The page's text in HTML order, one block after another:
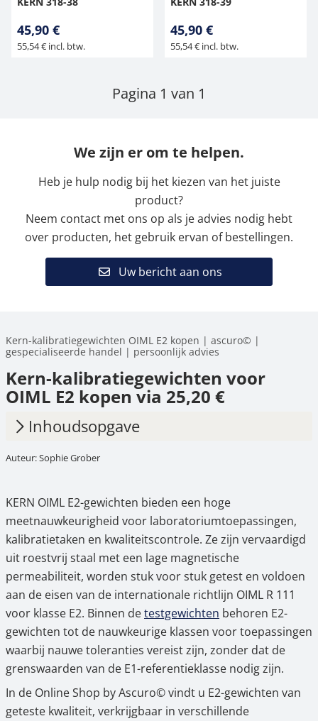
45,90 €
55,54 € incl. btw.
45,90 €
55,54 € incl. btw.
Pagina 1 van 1
We zijn er om te helpen.
Heb je hulp nodig bij het kiezen van het juiste
product?
Neem contact met ons op als je advies nodig hebt
over producten, het gebruik ervan of bestellingen.
Uw bericht aan ons
Kern-kalibratiegewichten OIML E2 kopen | ascuro© |
gespecialiseerde handel | persoonlijk advies
Kern-kalibratiegewichten voor
OIML E2 kopen via 25,20 €
Inhoudsopgave
1. OIML E2 – hoge nauwkeurigheid voor
2. Kenmerken & bijzonderheden van de KERN
OIML E2-gewichten
3. Typische toepassingsgebieden van de OIML
E2-gewichten
4.
Bijzonderheden van de KERN-series 316,
317 en 318
5. KERN OIML E2-gewichten kopen in de
Ascuro© online shop
Auteur: Sophie Grober
KERN OIML E2-gewichten bieden een hoge
meetnauwkeurigheid voor laboratoriumtoepassingen,
kalibratietaken en kwaliteitscontrole. Ze zijn vervaardigd
uit roestvrij staal met een lage magnetische
permeabiliteit, worden stuk voor stuk getest en voldoen
aan de eisen van de internationale richtlijn OIML R 111
voor klasse E2. Binnen detestgewichten behoren E2-
gewichten tot de nauwkeurige klassen voor toepassingen
waarbij nauwe toleranties vereist zijn, zonder dat de
grenswaarden van de E1-referentieklasse nodig zijn.
In de Online Shop by Ascuro© vindt u E2-gewichten van
geteste kwaliteit, verkrijgbaar in verschillende